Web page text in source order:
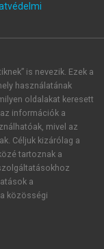
is nevezik. Ezek a
használatának
oldalakat keresett
információk a
mivel az
Céljuk kizárólag a
tartoznak a
a
közösségi